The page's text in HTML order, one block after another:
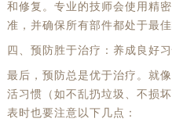
和修复。专业的技师会使用精
准，并确保所有部件都处于最佳
四、预防胜于治疗：养成良好
最后，预防总是优于治疗。就
活习惯（如不乱扔垃圾、不损
表时也要注意以下几点：